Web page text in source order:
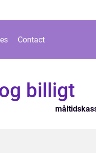
Contact
billigt